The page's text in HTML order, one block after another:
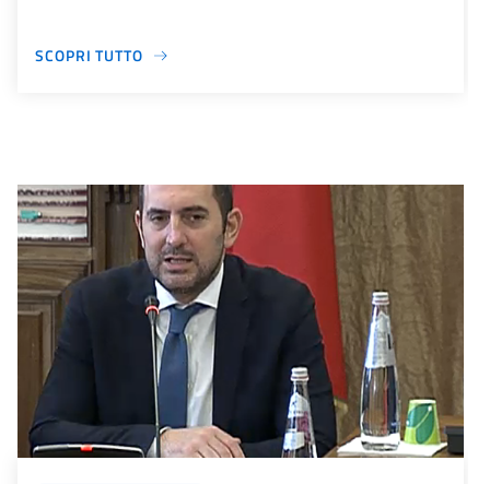
SCOPRI TUTTO